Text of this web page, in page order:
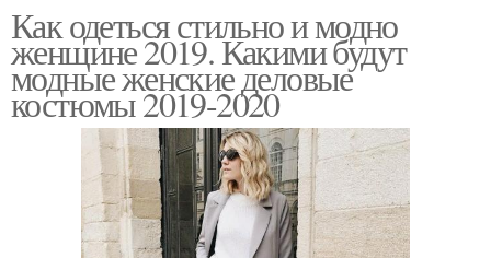
Как одеться стильно и модно
женщине 2019. Какими будут
модные женские деловые
костюмы 2019-2020